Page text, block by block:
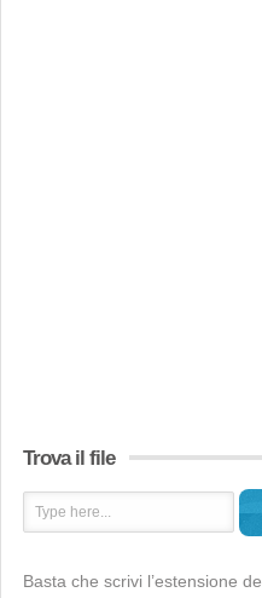
Trova il file
Basta che scrivi l’estensione